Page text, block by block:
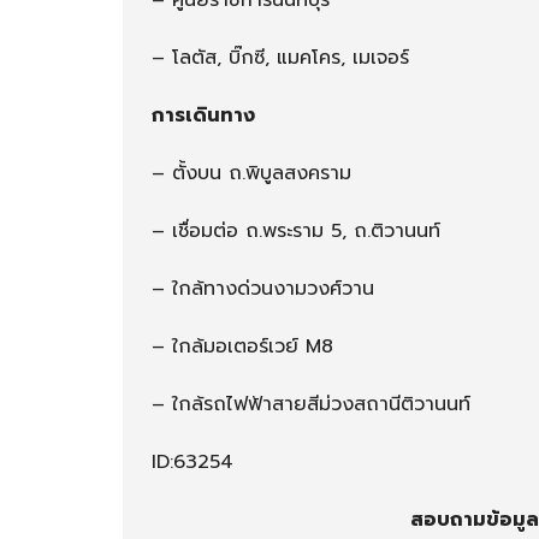
– โลตัส, บิ๊กซี, แมคโคร, เมเจอร์
การเดินทาง
– ตั้งบน ถ.พิบูลสงคราม
– เชื่อมต่อ ถ.พระราม 5, ถ.ติวานนท์
– ใกล้ทางด่วนงามวงศ์วาน
– ใกล้มอเตอร์เวย์ M8
– ใกล้รถไฟฟ้าสายสีม่วงสถานีติวานนท์
ID:63254
สอบถามข้อมู